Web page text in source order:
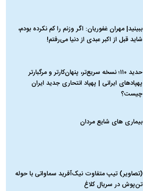
ببینید| مهران غفوریان: اگر وزنم را کم نکرده بودم،
شاید قبل از اکبر عبدی از دنیا می‌رفتم!
حدید ۱۱۰؛ نسخه سریع‌تر، پنهان‌کارتر و مرگبارتر
پهپادهای ایرانی | پهپاد انتحاری جدید ایران
چیست؟
بیماری‌ های شایع مردان
(تصاویر) تیپ متفاوت نیک‌آفرید سماواتی با حوله
تن‌پوش در سریال کلاغ